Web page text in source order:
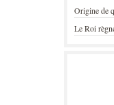
Origine de
Le Roi